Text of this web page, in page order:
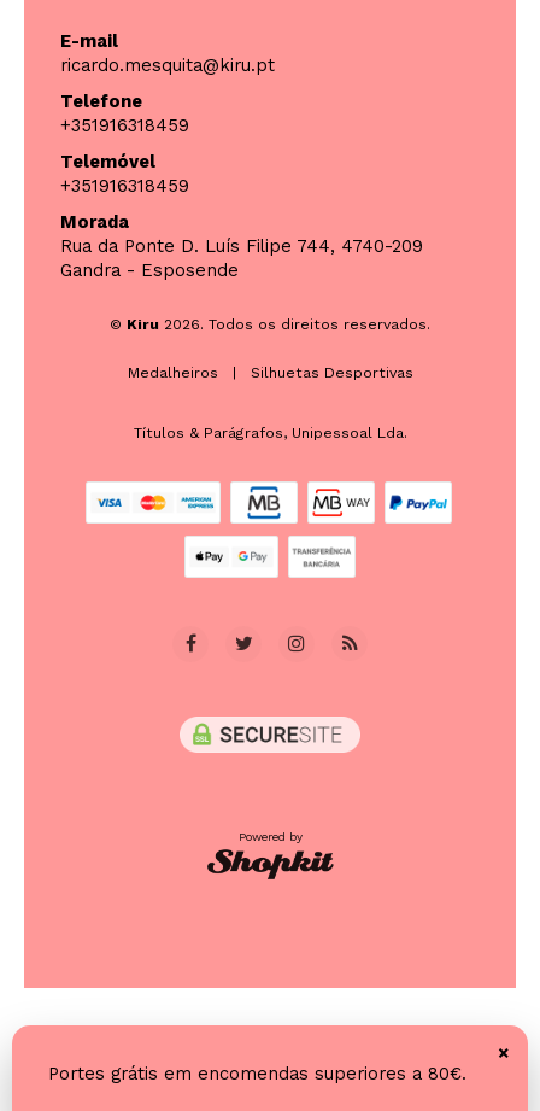
E-mail
ricardo.mesquita@kiru.pt
Telefone
+351916318459
Telemóvel
+351916318459
Morada
Rua da Ponte D. Luís Filipe 744, 4740-209
Gandra - Esposende
© Kiru 2026. Todos os direitos reservados.
Medalheiros Silhuetas Desportivas
Títulos & Parágrafos, Unipessoal Lda.
Powered by
×
Portes grátis em encomendas superiores a 80€.